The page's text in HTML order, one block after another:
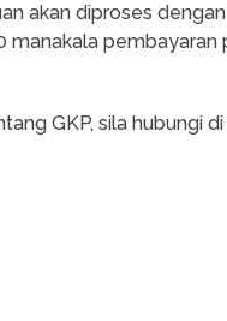
akan diproses
manakala
GKP, sila hubungi di